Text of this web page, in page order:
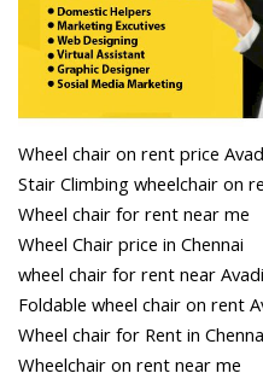
Wheel chair on rent price
Stair Climbing wheelchair on
Wheel chair for rent near me
Wheel Chair price in Chennai
wheel chair for rent near
Foldable wheel chair on rent
Wheel chair for Rent in
Wheelchair on rent near me